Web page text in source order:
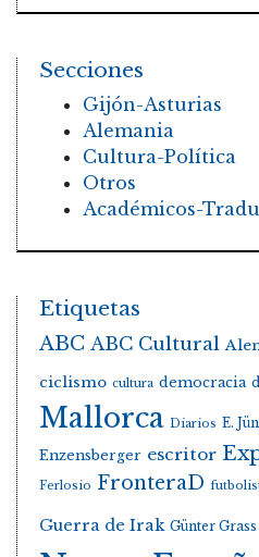
Secciones
Gijón-Asturias
Alemania
Cultura-Política
Otros
Académicos-
Etiquetas
ABC ABC Cultural
ciclismo cultura democracia
Mallorca Diarios E.
Enzensberger escritor
Ferlosio FronteraD
Guerra de Irak Günter Grass